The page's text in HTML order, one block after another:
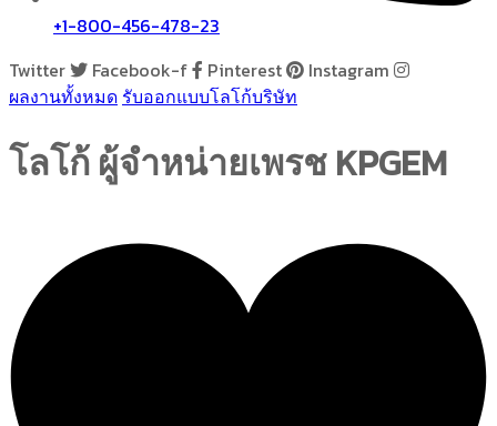
+1-800-456-478-23
Twitter
Facebook-f Pinterest
Instagram
ผลงานทั้งหมด รับออกแบบโลโก้บริษัท
โลโก้ ผู้จำหน่ายเพรช KPGEM